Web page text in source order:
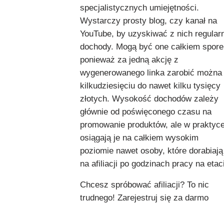
specjalistycznych umiejętności.
Wystarczy prosty blog, czy kanał na
YouTube, by uzyskiwać z nich
dochody. Mogą być one całkiem
ponieważ za jedną akcję z
wygenerowanego linka zarobić można
kilkudziesięciu do nawet kilku tysięcy
złotych. Wysokość dochodów zależy
głównie od poświęconego czasu na
promowanie produktów, ale w
osiągają je na całkiem wysokim
poziomie nawet osoby, które dorabiają
na afiliacji po godzinach pracy na
Chcesz spróbować afiliacji? To nic
trudnego! Zarejestruj się za darmo